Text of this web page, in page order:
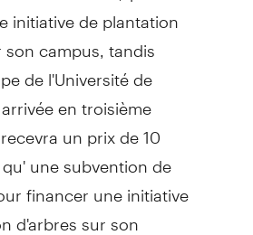
initiative de plantation
campus, tandis
de l'Université de
en troisième
un prix de 10
une subvention de
financer une initiative
d'arbres sur son